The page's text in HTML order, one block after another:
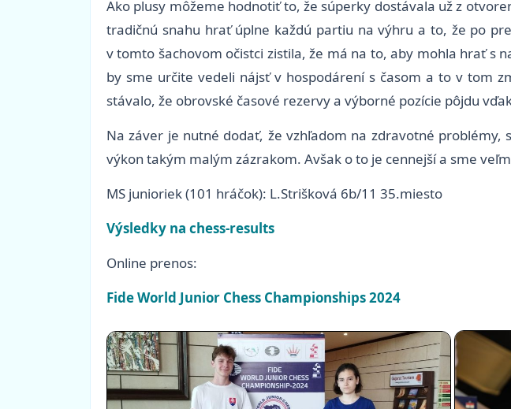
Ako plusy môžeme hodnotiť to, že súperky dostávala už z
tradičnú snahu hrať úplne každú partiu na výhru a to, že po
v tomto šachovom očistci zistila, že má na to, aby mohla hrať s
by sme určite vedeli nájsť v hospodárení s časom a to v tom
stávalo, že obrovské časové rezervy a výborné pozície pôjdu
Na záver je nutné dodať, že vzhľadom na zdravotné
výkon takým malým zázrakom. Avšak o to je cennejší a sme
MS junioriek (101 hráčok): L.Strišková 6b/11 35.miesto
Výsledky na chess-results
Online prenos:
Fide World Junior Chess Championships 2024